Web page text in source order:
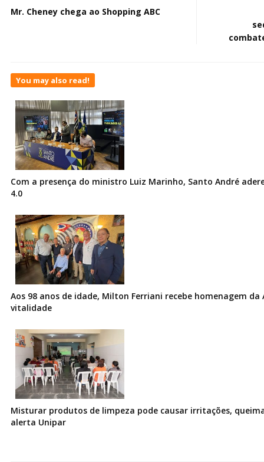
Mr. Cheney chega ao Shopping ABC
You may also read!
Com a presença do ministro Luiz Marinho, Santo André
4.0
Aos 98 anos de idade, Milton Ferriani recebe homenagem da
vitalidade
Misturar produtos de limpeza pode causar irritações,
alerta Unipar